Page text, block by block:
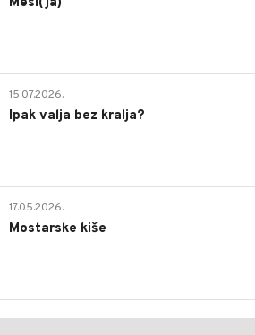
15.07.2026.
Ipak valja bez kralja?
17.05.2026.
Mostarske kiše